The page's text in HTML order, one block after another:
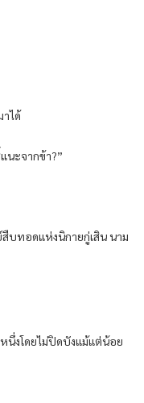
ได้​
นะ​จาก​ข้า​?”
บทอด​แห่ง​นิกาย​กู่​เสิน​ นาม​
หนึ่ง​โดย​ไม่ปิดบัง​แม้แต่น้อย​